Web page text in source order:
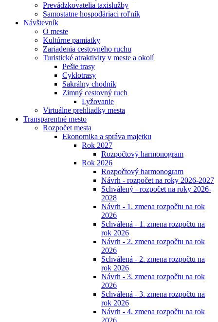
Prevádzkovatelia taxislužby
Samostatne hospodáriaci roľník
Návštevník
O meste
Kultúrne pamiatky
Zariadenia cestovného ruchu
Turistické atraktivity v meste a okolí
Pešie trasy
Cyklotrasy
Sakrálny chodník
Zimný cestovný ruch
Lyžovanie
Virtuálne prehliadky mesta
Transparentné mesto
Rozpočet mesta
Ekonomika a správa majetku
Rok 2027
Rozpočtový harmonogram
Rok 2026
Rozpočtový harmonogram
Návrh - rozpočet na roky 2026-2027
Schválený - rozpočet na roky 2026-
2028
Návrh - 1. zmena rozpočtu na rok
2026
Schválená - 1. zmena rozpočtu na
rok 2026
Návrh - 2. zmena rozpočtu na rok
2026
Schválená - 2. zmena rozpočtu na
rok 2026
Návrh - 3. zmena rozpočtu na rok
2026
Schválená - 3. zmena rozpočtu na
rok 2026
Návrh - 4. zmena rozpočtu na rok
2026